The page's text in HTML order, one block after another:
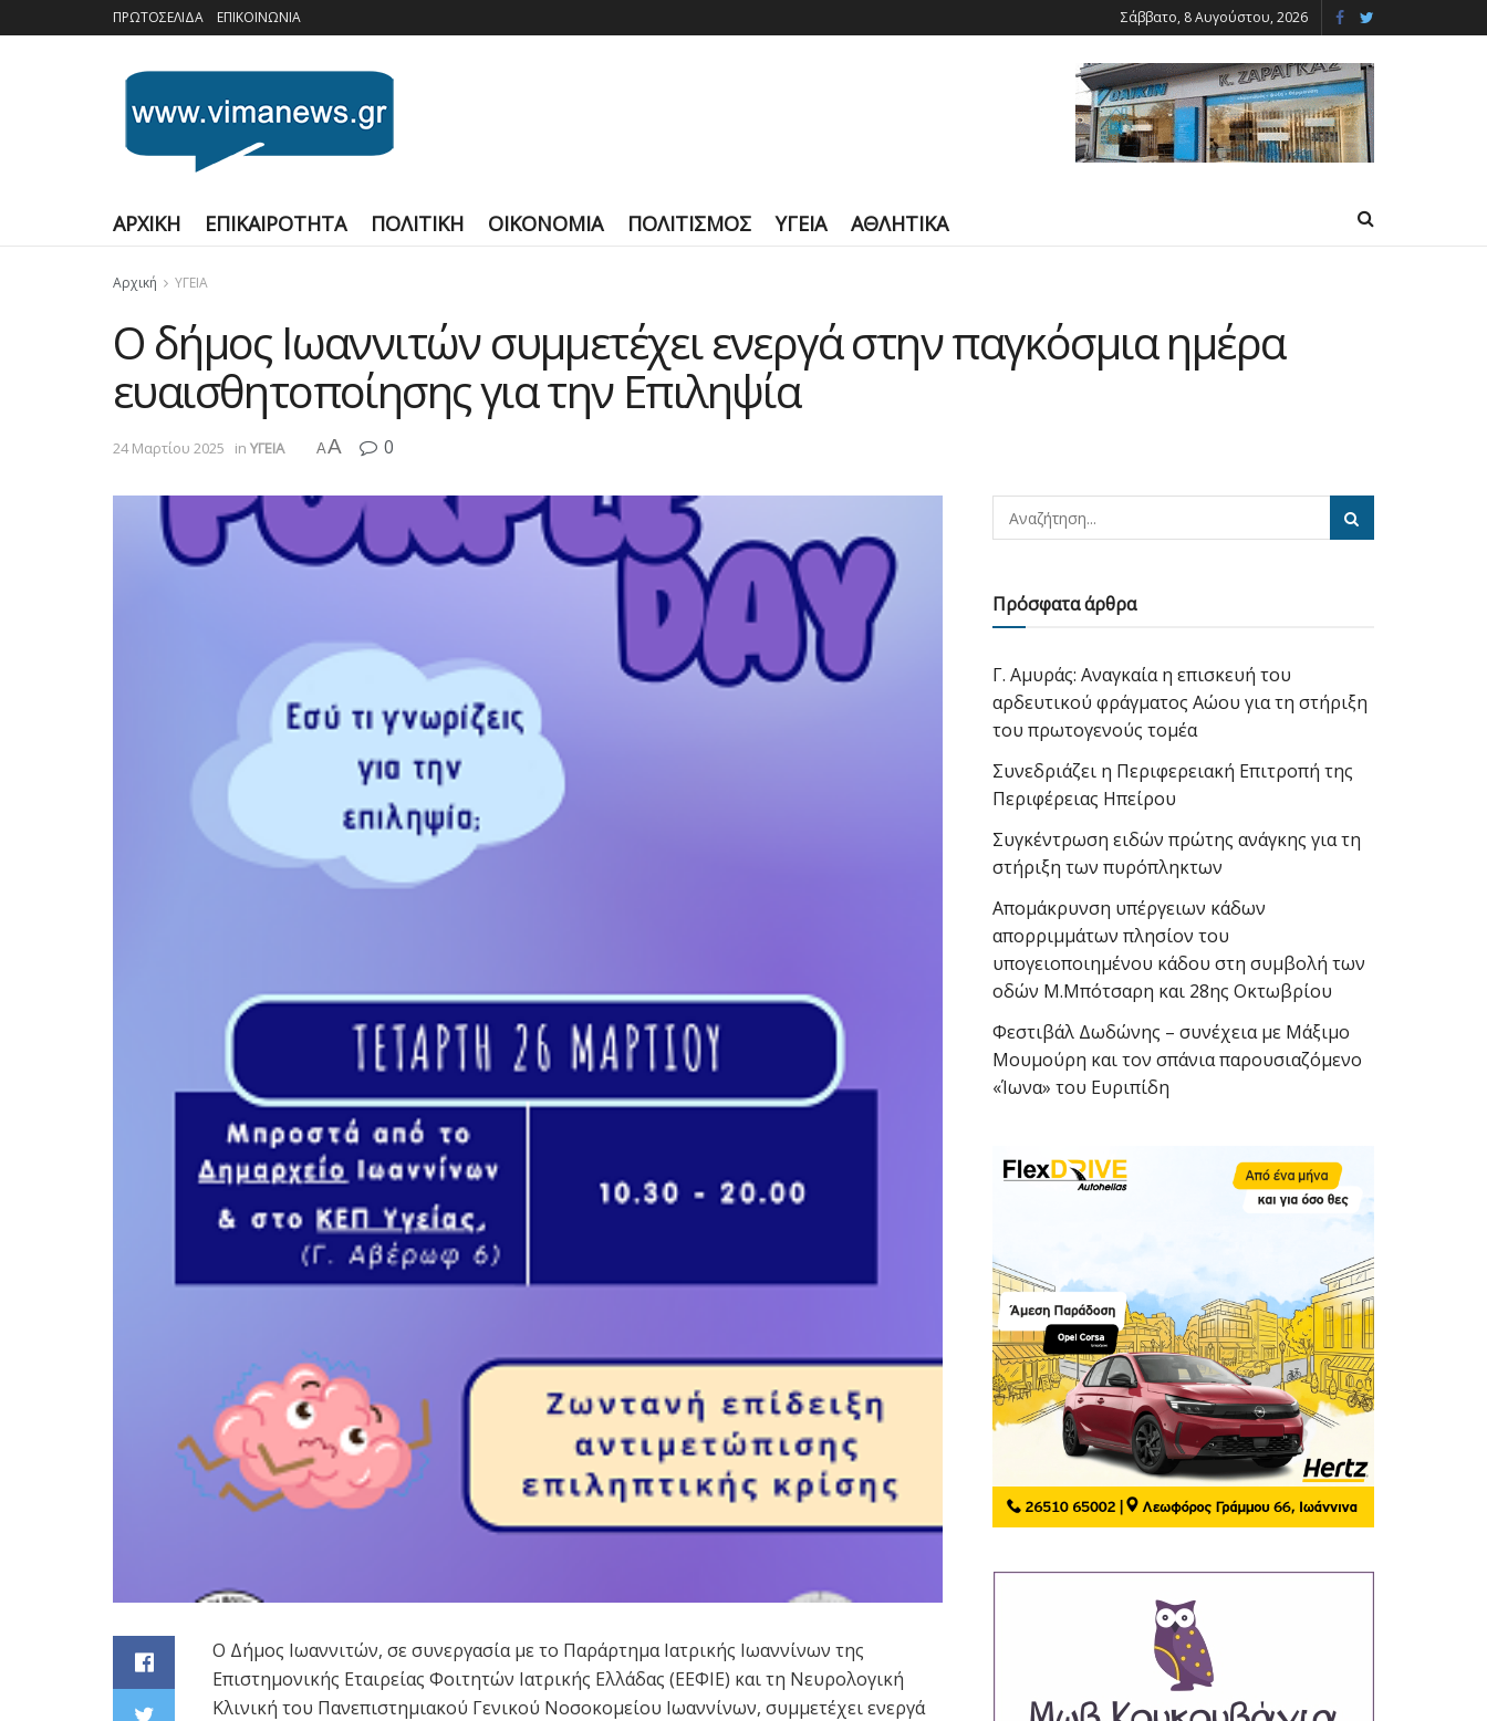
ΠΡΩΤΟΣΕΛΙΔΑ ΕΠΙΚΟΙΝΩΝΙΑ Σάββατο, 8 Αυγούστου, 2026
ΑΡΧΙΚΗ ΕΠΙΚΑΙΡΟΤΗΤΑ ΠΟΛΙΤΙΚΗ ΟΙΚΟΝΟΜΙΑ ΠΟΛΙΤΙΣΜΟΣ ΥΓΕΙΑ ΑΘΛΗΤΙΚΑ
Αρχική ΥΓΕΙΑ
Ο δήμος Ιωαννιτών συμμετέχει ενεργά στην παγκόσμια ημέρα
ευαισθητοποίησης για την Επιληψία
24 Μαρτίου 2025 in ΥΓΕΙΑ AA 0
Ο Δήμος Ιωαννιτών, σε συνεργασία με το Παράρτημα Ιατρικής Ιωαννίνων της
Επιστημονικής Εταιρείας Φοιτητών Ιατρικής Ελλάδας (ΕΕΦΙΕ) και τη Νευρολογική
Κλινική του Πανεπιστημιακού Γενικού Νοσοκομείου Ιωαννίνων, συμμετέχει ενεργά
Πρόσφατα άρθρα
Γ. Αμυράς: Αναγκαία η επισκευή του
αρδευτικού φράγματος Αώου για τη στήριξη
του πρωτογενούς τομέα
Συνεδριάζει η Περιφερειακή Επιτροπή της
Περιφέρειας Ηπείρου
Συγκέντρωση ειδών πρώτης ανάγκης για τη
στήριξη των πυρόπληκτων
Απομάκρυνση υπέργειων κάδων
απορριμμάτων πλησίον του
υπογειοποιημένου κάδου στη συμβολή των
οδών Μ.Μπότσαρη και 28ης Οκτωβρίου
Φεστιβάλ Δωδώνης – συνέχεια με Μάξιμο
Μουμούρη και τον σπάνια παρουσιαζόμενο
«Ίωνα» του Ευριπίδη